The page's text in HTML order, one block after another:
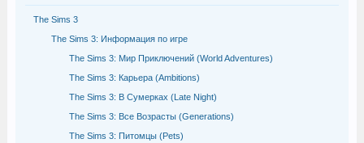
The Sims 3
The Sims 3: Информация по игре
The Sims 3: Мир Приключений (World Adventures)
The Sims 3: Карьера (Ambitions)
The Sims 3: В Сумерках (Late Night)
The Sims 3: Все Возрасты (Generations)
The Sims 3: Питомцы (Pets)